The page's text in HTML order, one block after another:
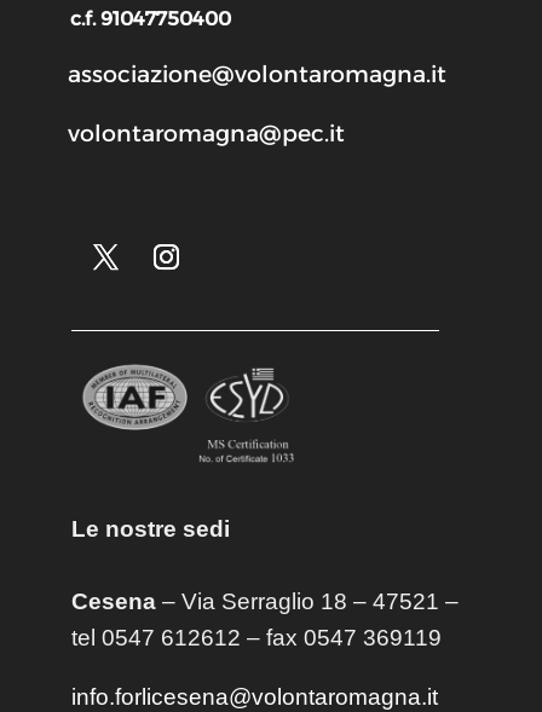
c.f. 91047750400
associazione@volontaromagna.it
volontaromagna@pec.it
Le nostre sedi
Cesena– Via Serraglio 18 – 47521 –
tel 0547 612612 – fax 0547 369119
info.forlicesena@volontaromagna.it